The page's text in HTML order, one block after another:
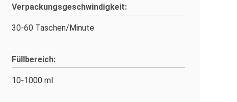
Verpackungsgeschwindigkeit:
30-60 Taschen/Minute
Füllbereich:
10-1000 ml